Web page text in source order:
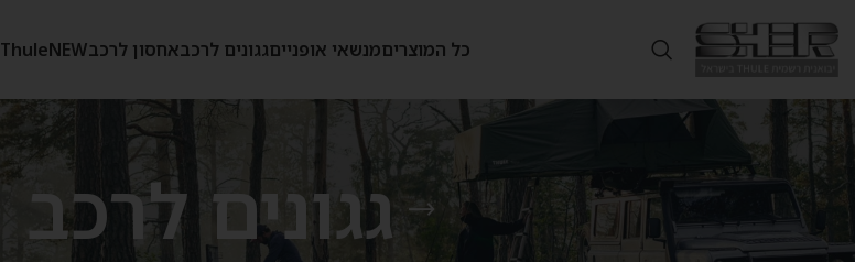
כל המוצריםמנשאי אופנייםגגונים לרכבאחסון לרכבNEWThule ישראל
גגונים לרכב